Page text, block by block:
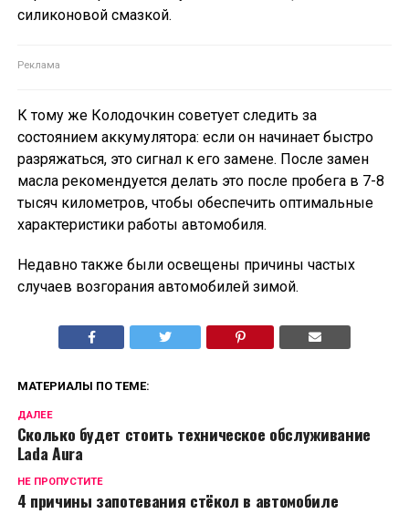
силиконовой смазкой.
К тому же Колодочкин советует следить за
состоянием аккумулятора: если он начинает быстро
разряжаться, это сигнал к его замене. После замен
масла рекомендуется делать это после пробега в 7-8
тысяч километров, чтобы обеспечить оптимальные
характеристики работы автомобиля.
Недавно также были освещены причины частых
случаев возгорания автомобилей зимой.
МАТЕРИАЛЫ ПО ТЕМЕ:
ДАЛЕЕ
Сколько будет стоить техническое обслуживание
Lada Aura
НЕ ПРОПУСТИТЕ
4 причины запотевания стёкол в автомобиле